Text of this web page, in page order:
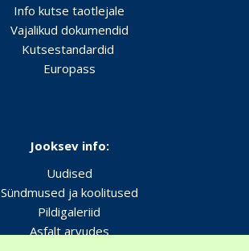
Info kutse taotlejale
Vajalikud dokumendid
Kutsestandardid
Europass
Jooksev info:
Uudised
Sündmused ja koolitused
Pildigaleriid
Asfalt arvudes